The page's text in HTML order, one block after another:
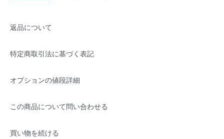
返品について
特定商取引法に基づく表記
オプションの値段詳細
この商品について問い合わせる
買い物を続ける